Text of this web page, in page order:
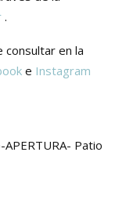
.
consultar en la
e Instagram
APERTURA- Patio